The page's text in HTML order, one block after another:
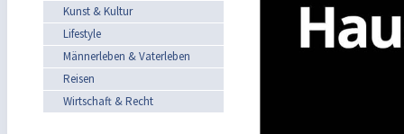
Kunst & Kultur
Lifestyle
Männerleben & Vaterleben
Reisen
Wirtschaft & Recht